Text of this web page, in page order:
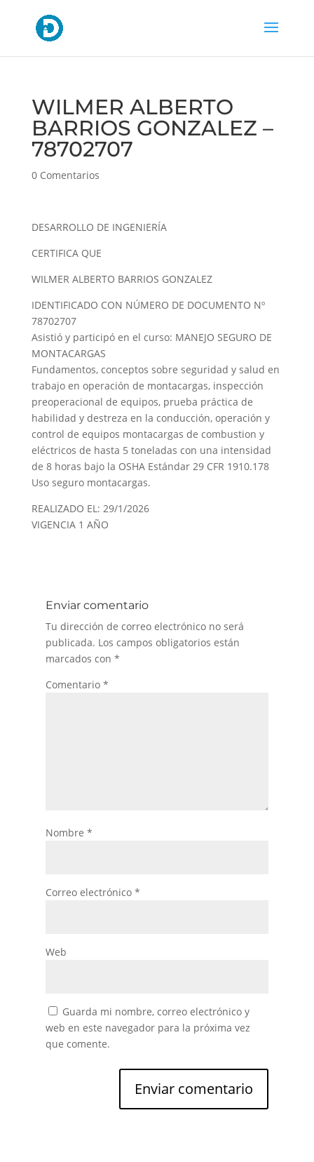
WILMER ALBERTO
BARRIOS GONZALEZ –
78702707
0 Comentarios
DESARROLLO DE INGENIERÍA
CERTIFICA QUE
WILMER ALBERTO BARRIOS GONZALEZ
IDENTIFICADO CON NÚMERO DE DOCUMENTO Nº
78702707
Asistió y participó en el curso: MANEJO SEGURO DE
MONTACARGAS
Fundamentos, conceptos sobre seguridad y salud en
trabajo en operación de montacargas, inspección
preoperacional de equipos, prueba práctica de
habilidad y destreza en la conducción, operación y
control de equipos montacargas de combustion y
eléctricos de hasta 5 toneladas con una intensidad
de 8 horas bajo la OSHA Estándar 29 CFR 1910.178
Uso seguro montacargas.
REALIZADO EL: 29/1/2026
VIGENCIA 1 AÑO
Enviar comentario
Tu dirección de correo electrónico no será
publicada. Los campos obligatorios están
marcados con *
Comentario *
Nombre *
Correo electrónico *
Web
Guarda mi nombre, correo electrónico y
web en este navegador para la próxima vez
que comente.